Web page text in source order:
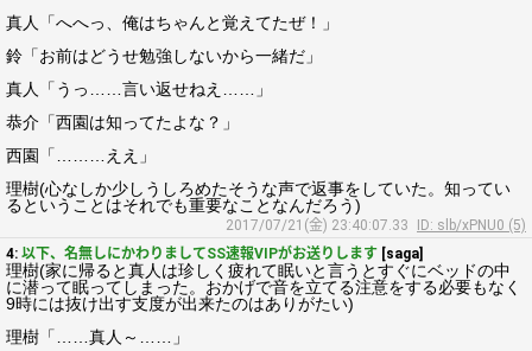
真人「へへっ、俺はちゃんと覚えてたぜ！」
鈴「お前はどうせ勉強しないから一緒だ」
真人「うっ……言い返せねえ……」
恭介「西園は知ってたよな？」
西園「………ええ」
理樹(心なしか少しうしろめたそうな声で返事をしていた。知ってい
るということはそれでも重要なことなんだろう)
2017/07/21(金) 23:40:07.33
ID: slb/xPNU0 (5)
4: 以下、名無しにかわりましてSS速報VIPがお送りします [saga]
理樹(家に帰ると真人は珍しく疲れて眠いと言うとすぐにベッドの中
に潜って眠ってしまった。おかげで音を立てる注意をする必要もなく
9時には抜け出す支度が出来たのはありがたい)
理樹「……真人～……」